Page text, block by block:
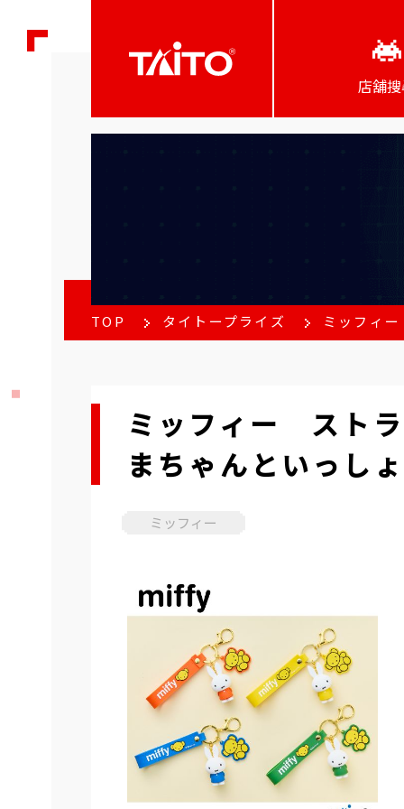
店舖
TOP タイトープライズ ミッフィ
ミッフィー スト
まちゃんといっしょ
ミッフィー